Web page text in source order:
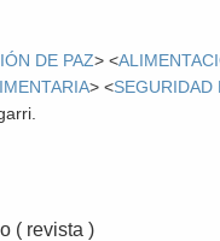
DE PAZ> <
> <SEGURIDAD
( revista )